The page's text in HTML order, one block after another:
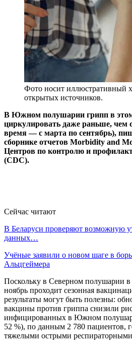
Фото носит иллюстративный
открытых источников.
В Южном полушарии грипп в этом
циркулировать даже раньше, чем
время — с марта по сентябрь),
сборнике отчетов Morbidity and
Центров по контролю и
(CDC).
Сейчас читают
В Беларуси проверяют возможную
данных…
Учёные заявили о новом шаге в
Альцгеймера
Поскольку в Северном полушарии в
ноябрь проходит сезонная
результаты могут быть полезны:
вакцины против гриппа снизили
инфицированных в Южном
52 %), по данным 2 780 пациентов,
тяжелыми острыми